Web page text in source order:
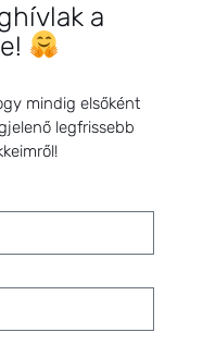
el
a
mindig elsőként
legfrissebb